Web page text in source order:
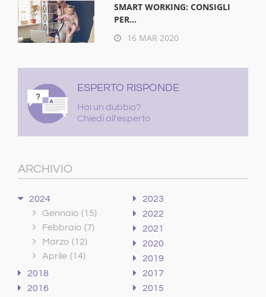
SMART WORKING: CONSIGLI
PER...
16 MAR 2020
ESPERTO RISPONDE
Hai un dubbio?
Chiedi all'esperto
ARCHIVIO
2024
Gennaio (15)
Febbraio (7)
Marzo (12)
Aprile (14)
2023
2022
2021
2020
2019
2018
2017
2016
2015